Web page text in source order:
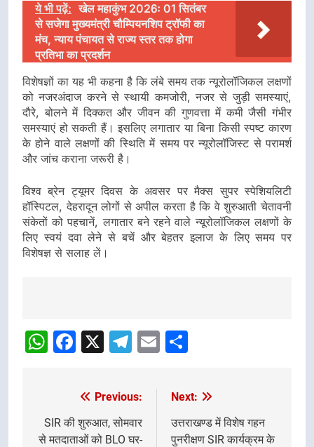
ये भी पढ़ें: खेल महाकुंभ 2026ः 01 सितंबर
से सजेगा मुख्यमंत्री चौम्पियनशिप ट्रॉफी का
मंच, न्याय पंचायत से राज्य स्तर तक होगा
प्रतिभा का प्रदर्शन
विशेषज्ञों का यह भी कहना है कि लंबे समय तक न्यूरोलॉजिकल लक्षणों
को नजरअंदाज करने से स्थायी कमजोरी, नजर से जुड़ी समस्याएं,
दौरे, बोलने में दिक्कत और जीवन की गुणवत्ता में कमी जैसी गंभीर
समस्याएं हो सकती हैं। इसलिए लगातार या बिना किसी स्पष्ट कारण
के होने वाले लक्षणों की स्थिति में समय पर न्यूरोलॉजिस्ट से परामर्श
और जांच कराना जरूरी है।
विश्व ब्रेन ट्यूमर दिवस के अवसर पर मैक्स सुपर स्पेशियलिटी
हॉस्पिटल, देहरादून लोगों से अपील करता है कि वे शुरुआती चेतावनी
संकेतों को पहचानें, लगातार बने रहने वाले न्यूरोलॉजिकल लक्षणों के
लिए स्वयं दवा लेने से बचें और बेहतर इलाज के लिए समय पर
विशेषज्ञ से सलाह लें।
navigation
WhatsApp
Facebook
X Telegram
Email
navigation
Previous:
SIR की शुरुआत, सोमवार
से मतदाताओं को BLO घर-
Next:
उत्तराखण्ड में विशेष गहन
पुनरीक्षण SIR कार्यक्रम के